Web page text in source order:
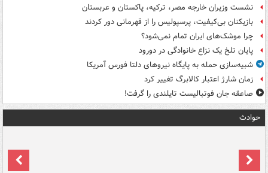
نشست وزیران خارجه مصر، ترکیه، پاکستان و عربستان
بازیکنان بی‌کیفیت، پرسپولیس را از قهرمانی دور کردند
چرا موشک‌های ایران تمام نمی‌شود؟
پایان تلخ یک نزاع خانوادگی در دورود
شبیه‌سازی حمله به پایگاه نیروهای دلتا فورس آمریکا
زمان شارژ اعتبار کالابرگ تغییر کرد
صاعقه جان فوتبالیست تایلندی را گرفت!
حوادث